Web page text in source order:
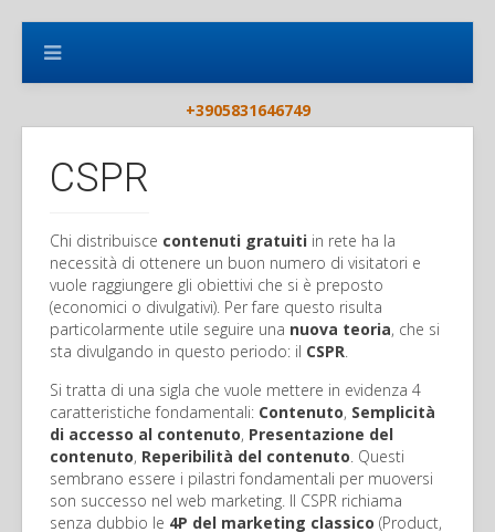
+3905831646749
CSPR
Chi distribuisce contenuti gratuiti in rete ha la
necessità di ottenere un buon numero di visitatori e
vuole raggiungere gli obiettivi che si è preposto
(economici o divulgativi). Per fare questo risulta
particolarmente utile seguire una nuova teoria, che si
sta divulgando in questo periodo: il CSPR.
Si tratta di una sigla che vuole mettere in evidenza 4
caratteristiche fondamentali: Contenuto, Semplicità
di accesso al contenuto, Presentazione del
contenuto, Reperibilità del contenuto. Questi
sembrano essere i pilastri fondamentali per muoversi
son successo nel web marketing. Il CSPR richiama
senza dubbio le 4P del marketing classico (Product,